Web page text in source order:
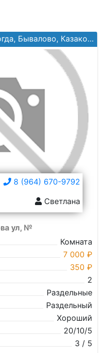
Бывалово, Казакова ул, №
8 (964) 670-9792
Светлана
ул, №
Комната
7 000 ₽
350 ₽
2
Раздельные
Раздельный
Хороший
20/10/5
3 / 5